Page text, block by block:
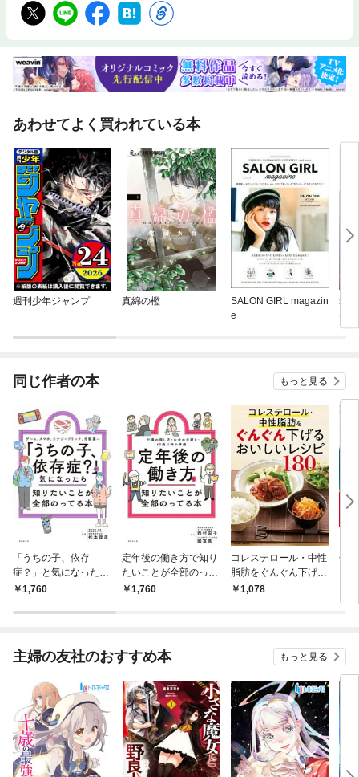
あわせてよく買われている本
週刊少年ジャンプ 真綿の檻
SALON GIRL magazin
e
老
美容
同じ作者の本 もっと見る
「うちの子、依存
症？」と気になったら
知りたいことが全部の
￥1,760
定年後の働き方で知り
たいことが全部のって
る本
￥1,760
コレステロール・中性
脂肪をぐんぐん下げる
おいしいレシピ180＜
￥1,078
ぜ
電
主婦の友社のおすすめ本 もっと見る